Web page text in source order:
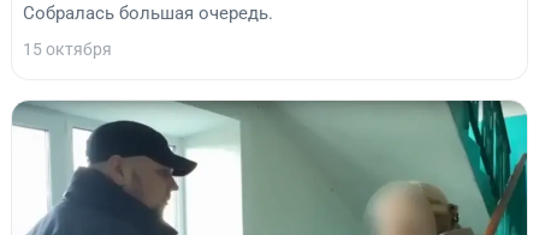
Собралась большая очередь.
15 октября